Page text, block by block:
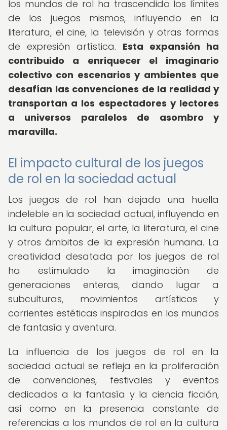
los mundos de rol ha trascendido los límites
de los juegos mismos, influyendo en la
literatura, el cine, la televisión y otras formas
de expresión artística. Esta expansión ha
contribuido a enriquecer el imaginario
colectivo con escenarios y ambientes que
desafían las convenciones de la realidad y
transportan a los espectadores y lectores
a universos paralelos de asombro y
maravilla.
El impacto cultural de los juegos
de rol en la sociedad actual
Los juegos de rol han dejado una huella
indeleble en la sociedad actual, influyendo en
la cultura popular, el arte, la literatura, el cine
y otros ámbitos de la expresión humana. La
creatividad desatada por los juegos de rol
ha estimulado la imaginación de
generaciones enteras, dando lugar a
subculturas, movimientos artísticos y
corrientes estéticas inspiradas en los mundos
de fantasía y aventura.
La influencia de los juegos de rol en la
sociedad actual se refleja en la proliferación
de convenciones, festivales y eventos
dedicados a la fantasía y la ciencia ficción,
así como en la presencia constante de
referencias a los mundos de rol en la cultura